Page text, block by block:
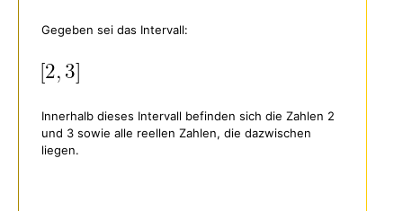
Gegeben sei das Intervall:
Innerhalb dieses Intervall befinden sich die Zahlen 2
und 3 sowie alle reellen Zahlen, die dazwischen
liegen.